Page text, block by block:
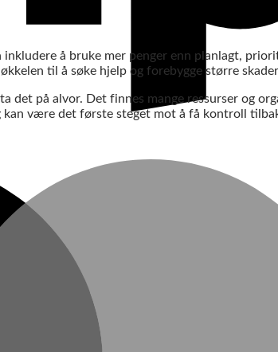
å bruke mer penger enn planlagt,
til å søke hjelp og forebygge større
det på alvor. Det finnes mange ressurser og
kan være det første steget mot å få kontroll